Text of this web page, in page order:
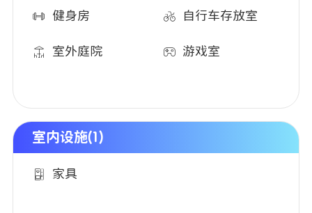
健身房 自行车存放室
室外庭院 游戏室
室内设施(1)
家具